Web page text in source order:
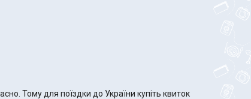
Тому для поїздки до України купіть квиток